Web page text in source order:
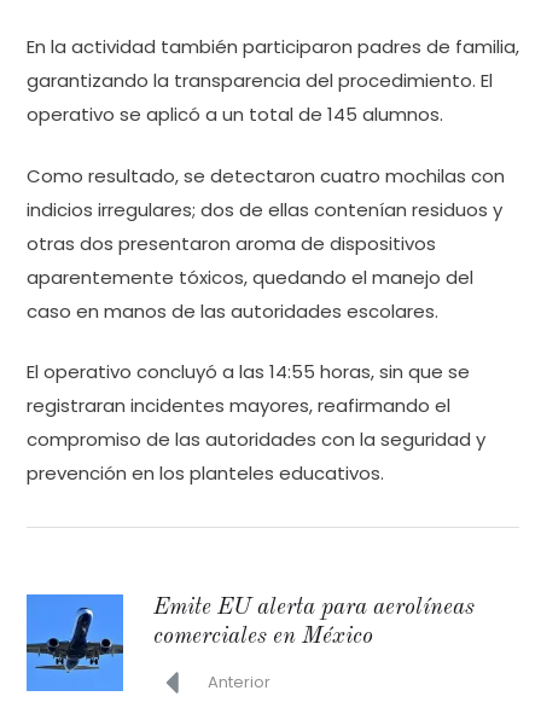
En la actividad también participaron padres de familia,
garantizando la transparencia del procedimiento. El
operativo se aplicó a un total de 145 alumnos.
Como resultado, se detectaron cuatro mochilas con
indicios irregulares; dos de ellas contenían residuos y
otras dos presentaron aroma de dispositivos
aparentemente tóxicos, quedando el manejo del
caso en manos de las autoridades escolares.
El operativo concluyó a las 14:55 horas, sin que se
registraran incidentes mayores, reafirmando el
compromiso de las autoridades con la seguridad y
prevención en los planteles educativos.
Emite EU alerta para aerolíneas
comerciales en México
Anterior